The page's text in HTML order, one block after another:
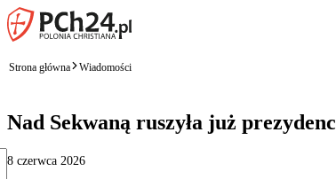
Strona główna Wiadomości
Nad Sekwaną ruszyła już
8 czerwca 2026